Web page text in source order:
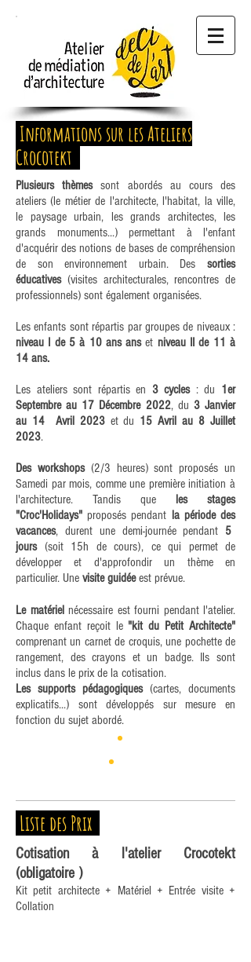
Informations sur les Ateliers
Crocotekt
Plusieurs thèmessont abordés au cours des
ateliers (le métier de l'architecte, l'habitat, la ville,
le paysage urbain, les grands architectes, les
grands monuments...) permettant à l'enfant
d'acquérir des notions de bases de compréhension
de son environnement urbain. Des sorties
éducatives (visites architecturales, rencontres de
professionnels) sont également organisées.
Les enfants sont répartis par groupes de niveaux:
niveau I de 5 à 10 ans anset niveau II de 11 à
14 ans.
Les ateliers sont répartis en 3 cycles : du 1er
Septembre au 17 Décembre 2022, du 3 Janvier
au 14 Avril 2023 et du 15 Avril au8 Juillet
2023.
Des workshops (2/3 heures)sont proposés un
Samedi par mois, comme une première initiation à
l'architecture. Tandis que les
stages
"Croc'Holidays" proposés pendant la périodedes
vacances, durent une demi-journée pendant 5
jours (soit 15h de cours), ce qui permet de
développer et d'approfondir un thème en
particulier. Une visite guidéeest prévue.
Le matériel nécessaire est fourni pendant l'atelier.
Chaque enfant reçoit le "kit du Petit Architecte"
comprenant un carnet de croquis, une pochette de
rangement, des crayons et un badge. Ils sont
inclus dans le prix de la cotisation.
Les supports pédagogiques(cartes, documents
explicatifs...) sont développés sur mesure en
fonction du sujet abordé.
Liste des Prix
Cotisation à l'atelier Crocotekt
(obligatoire )
Kit petit architecte + Matériel + Entrée visite +
Collation